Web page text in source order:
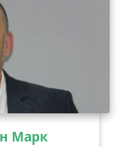
Марк